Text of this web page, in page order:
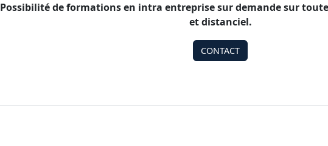
Possibilité de formations en intra entreprise sur demande sur
et distanciel.
CONTACT